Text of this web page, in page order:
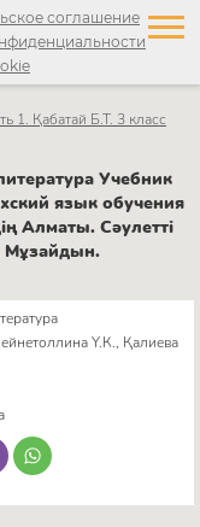
соглашение
1. Қабатай Б.Т. 3 класс
Учебник
язык обучения
Алматы. Сәулетті
Мұзайдын.
Ү.К., Қалиева